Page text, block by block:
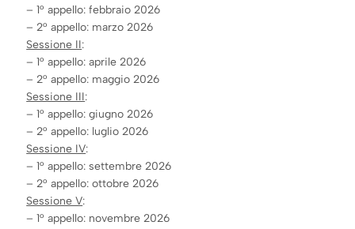
– 1° appello: febbraio 2026
– 2° appello: marzo 2026
Sessione II:
– 1° appello: aprile 2026
– 2° appello: maggio 2026
Sessione III:
– 1° appello: giugno 2026
– 2° appello: luglio 2026
Sessione IV:
– 1° appello: settembre 2026
– 2° appello: ottobre 2026
Sessione V:
– 1° appello: novembre 2026